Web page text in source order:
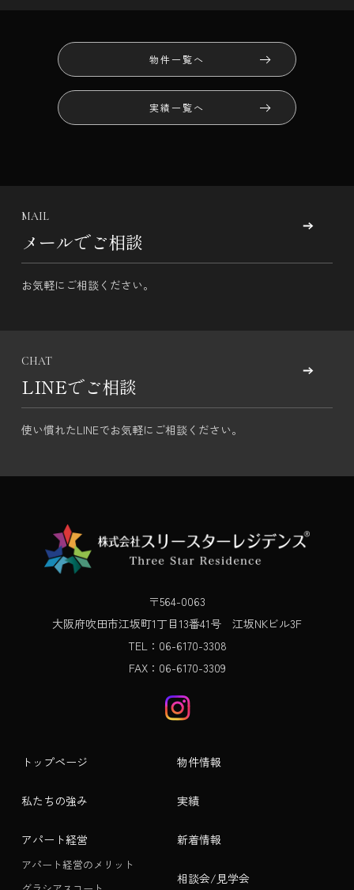
物件一覧へ
実績一覧へ
MAIL
メールでご相談
お気軽にご相談ください。
CHAT
LINEでご相談
使い慣れたLINEでお気軽にご相談ください。
〒564-0063
大阪府吹田市江坂町1丁目13番41号 江坂NKビル3F
TEL：06-6170-3308
FAX：06-6170-3309
トップページ
私たちの強み
アパート経営
アパート経営のメリット
物件情報
実績
新着情報
相談会/見学会